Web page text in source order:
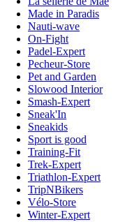
Made in Paradis
Nauti-wave
On-Fight
Padel-Expert
Pecheur-Store
Pet and Garden
Slowood Interior
Smash-Expert
Sneak'In
Sneakids
Sport is good
Training-Fit
Trek-Expert
Triathlon-Expert
TripNBikers
Vélo-Store
Winter-Expert